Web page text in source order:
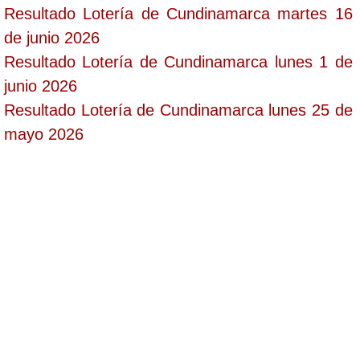
Resultado Lotería de Cundinamarca martes 16
de junio 2026
Resultado Lotería de Cundinamarca lunes 1 de
junio 2026
Resultado Lotería de Cundinamarca lunes 25 de
mayo 2026